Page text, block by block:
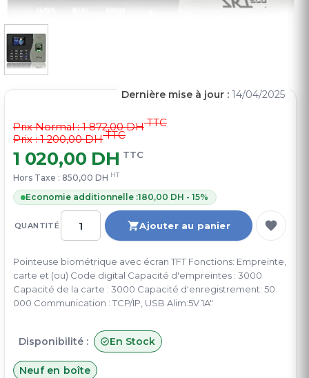
QUANTITÉ Ajouter au panier
Prix Normal :1 872,00 DHTTC
Prix : 1 200,00 DHTTC
1 020,00 DH TTC
Hors Taxe : 850,00 DH HT
Economie additionnelle :180,00 DH - 15%
Pointeuse biométrique avec écran TFT Fonctions: Empreinte,
carte et (ou) Code digital Capacité d'empreintes : 3000
Capacité de la carte : 3000 Capacité d'enregistrement: 50
000 Communication : TCP/IP, USB Alim:5V 1A"
Disponibilité : En Stock
Dernière mise à jour : 14/04/2025
Neuf en boîte